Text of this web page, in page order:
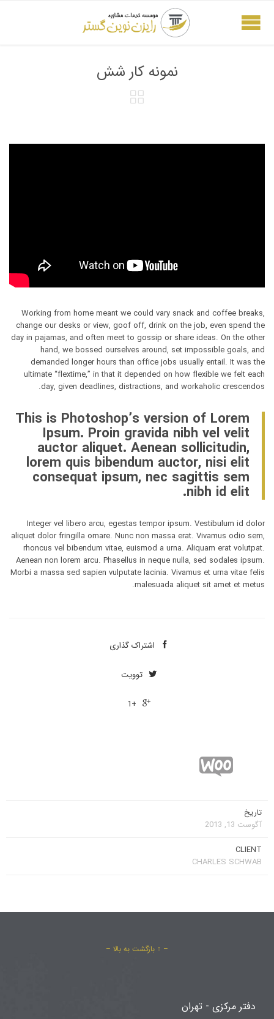
نمونه کار شش

Working from home meant we could vary snack and coffee breaks,
change our desks or view, goof off, drink on the job, even spend the
day in pajamas, and often meet to gossip or share ideas. On the other
hand, we bossed ourselves around, set impossible goals, and
demanded longer hours than office jobs usually entail. It was the
ultimate “flextime,” in that it depended on how flexible we felt each
day, given deadlines, distractions, and workaholic crescendos.
This is Photoshop’s version of Lorem
Ipsum. Proin gravida nibh vel velit
auctor aliquet. Aenean sollicitudin,
lorem quis bibendum auctor, nisi elit
consequat ipsum, nec sagittis sem
nibh id elit.
Integer vel libero arcu, egestas tempor ipsum. Vestibulum id dolor
aliquet dolor fringilla ornare. Nunc non massa erat. Vivamus odio sem,
rhoncus vel bibendum vitae, euismod a urna. Aliquam erat volutpat.
Aenean non lorem arcu. Phasellus in neque nulla, sed sodales ipsum.
Morbi a massa sed sapien vulputate lacinia. Vivamus et urna vitae felis
malesuada aliquet sit amet et metus.
 اشتراک ‌گذاری
 توویت

+1
تاریخ
آگوست 13, 2013
CLIENT
CHARLES SCHWAB
– ↑ بازگشت به بالا –
دفتر مرکزی - تهران